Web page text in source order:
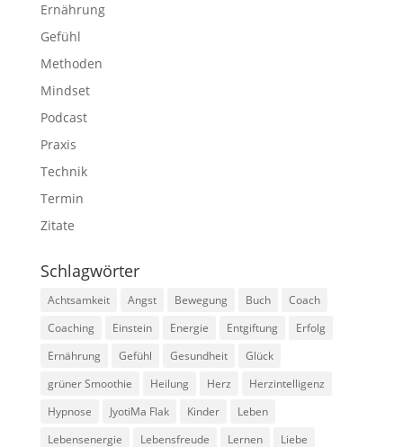
Ernährung
Gefühl
Methoden
Mindset
Podcast
Praxis
Technik
Termin
Zitate
Schlagwörter
Achtsamkeit Angst Bewegung Buch
Coach
Coaching
Einstein Energie Entgiftung
Erfolg
Ernährung
Gefühl Gesundheit
Glück
grüner Smoothie
Heilung Herz
Herzintelligenz
Hypnose
JyotiMa Flak Kinder
Leben
Lebensenergie
Lebensfreude Lernen Liebe